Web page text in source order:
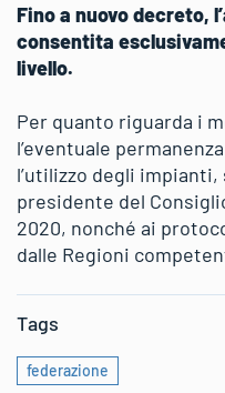
Fino a nuovo decreto,
consentita
livello.
Per quanto riguarda i
l’eventuale
l’utilizzo degli
presidente del
2020, nonché ai
dalle Regioni
Tags
federazione